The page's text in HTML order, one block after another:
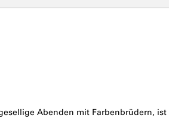
Abenden mit Farbenbrüdern, ist